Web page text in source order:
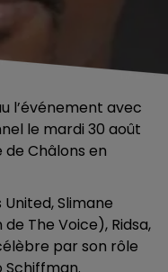
l’événement avec
le mardi 30 août
Châlons en
Slimane
The Voice), Ridsa,
par son rôle